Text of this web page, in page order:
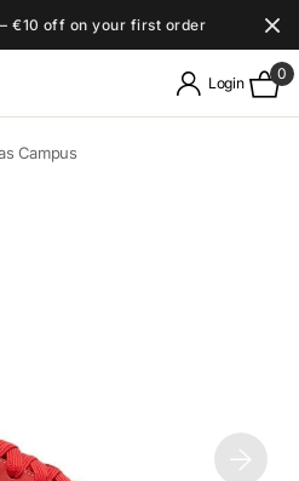
€10 off on your first order
Login
0
Campus